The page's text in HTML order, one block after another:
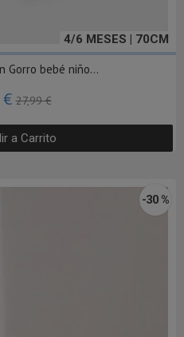
4/6 MESES | 70CM
Gorro bebé niño...
€27,99 €
a Carrito
-30 %